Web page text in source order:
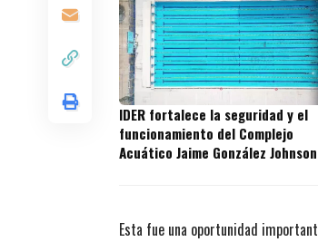
IDER fortalece la seguridad y el
funcionamiento del Complejo
Acuático Jaime González Johnson
Esta fue una oportunidad